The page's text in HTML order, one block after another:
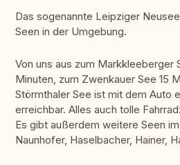
Das sogenannte Leipziger
Seen in der Umgebung.
Von uns aus zum Markkleeberger
Minuten, zum Zwenkauer See 15
Störmthaler See ist mit dem Auto
erreichbar. Alles auch tolle
Es gibt außerdem weitere Seen
Naunhofer, Haselbacher, Hainer,